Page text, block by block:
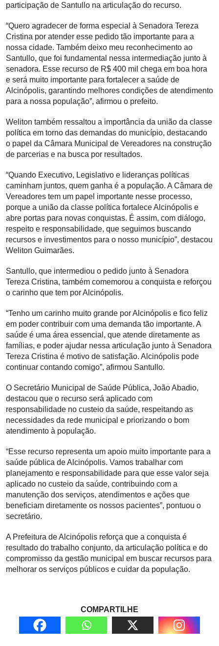
participação de Santullo na articulação do recurso.
“Quero agradecer de forma especial à Senadora Tereza
Cristina por atender esse pedido tão importante para a
nossa cidade. Também deixo meu reconhecimento ao
Santullo, que foi fundamental nessa intermediação junto à
senadora. Esse recurso de R$ 400 mil chega em boa hora
e será muito importante para fortalecer a saúde de
Alcinópolis, garantindo melhores condições de atendimento
para a nossa população”, afirmou o prefeito.
Weliton também ressaltou a importância da união da classe
política em torno das demandas do município, destacando
o papel da Câmara Municipal de Vereadores na construção
de parcerias e na busca por resultados.
“Quando Executivo, Legislativo e lideranças políticas
caminham juntos, quem ganha é a população. A Câmara de
Vereadores tem um papel importante nesse processo,
porque a união da classe política fortalece Alcinópolis e
abre portas para novas conquistas. É assim, com diálogo,
respeito e responsabilidade, que seguimos buscando
recursos e investimentos para o nosso município”, destacou
Weliton Guimarães.
Santullo, que intermediou o pedido junto à Senadora
Tereza Cristina, também comemorou a conquista e reforçou
o carinho que tem por Alcinópolis.
“Tenho um carinho muito grande por Alcinópolis e fico feliz
em poder contribuir com uma demanda tão importante. A
saúde é uma área essencial, que atende diretamente as
famílias, e poder ajudar nessa articulação junto à Senadora
Tereza Cristina é motivo de satisfação. Alcinópolis pode
continuar contando comigo”, afirmou Santullo.
O Secretário Municipal de Saúde Pública, João Abadio,
destacou que o recurso será aplicado com
responsabilidade no custeio da saúde, respeitando as
necessidades da rede municipal e priorizando o bom
atendimento à população.
“Esse recurso representa um apoio muito importante para a
saúde pública de Alcinópolis. Vamos trabalhar com
planejamento e responsabilidade para que esse valor seja
aplicado no custeio da saúde, contribuindo com a
manutenção dos serviços, atendimentos e ações que
beneficiam diretamente os nossos pacientes”, pontuou o
secretário.
A Prefeitura de Alcinópolis reforça que a conquista é
resultado do trabalho conjunto, da articulação política e do
compromisso da gestão municipal em buscar recursos para
melhorar os serviços públicos e cuidar da população.
COMPARTILHE